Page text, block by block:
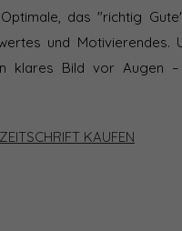
das "richtig
und
klares Bild vor Augen
ZEITSCHRIFT KAUFEN